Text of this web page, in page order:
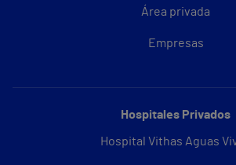
Área privada
Empresas
Hospitales Privados
Hospital Vithas Aguas